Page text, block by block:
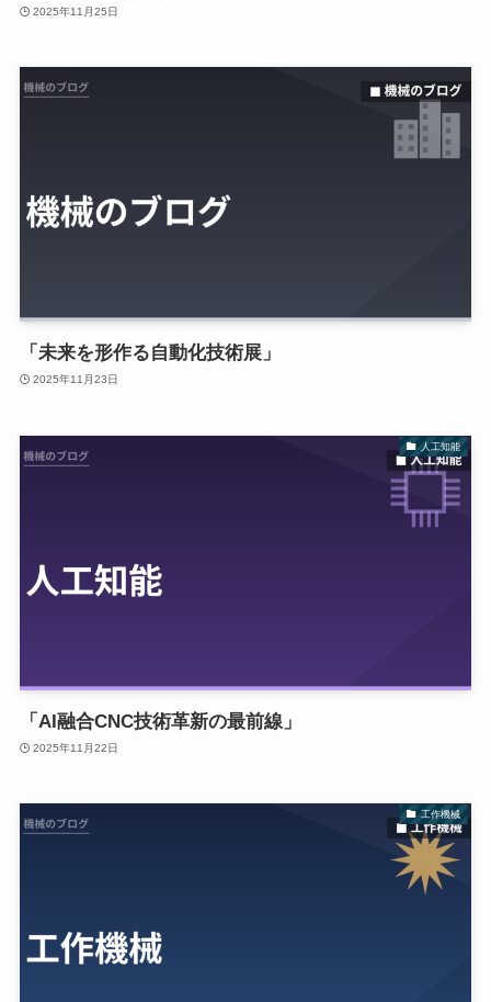
2025年11月25日
「未来を形作る自動化技術展」
2025年11月23日
人工知能
「AI融合CNC技術革新の最前線」
2025年11月22日
工作機械